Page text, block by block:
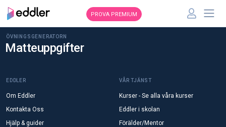
PROVA PREMIUM
ÖVNINGSGENERATORN
Matteuppgifter
EDDLER
Om Eddler
Kontakta Oss
Hjälp & guider
VÅR TJÄNST
Kurser - Se alla våra kurser
Eddler i skolan
Förälder/Mentor